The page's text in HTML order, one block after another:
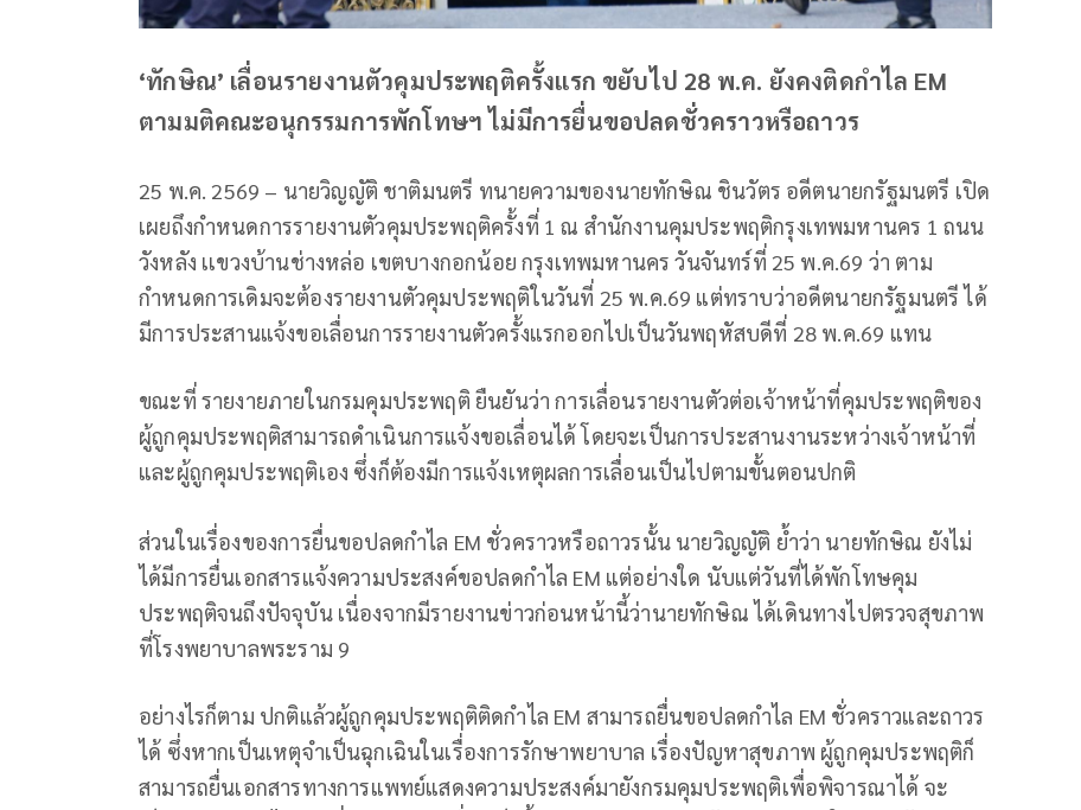
‘ทักษิณ’ เลื่อนรายงานตัวคุมประพฤติครั้งแรก ขยับไป 28 พ.ค. ยังคงติดกำไล EM
ตามมติคณะอนุกรรมการพักโทษฯ ไม่มีการยื่นขอปลดชั่วคราวหรือถาวร
25 พ.ค. 2569 – นายวิญญัติ ชาติมนตรี ทนายความของนายทักษิณ ชินวัตร อดีตนายกรัฐมนตรี เปิด
เผยถึงกำหนดการรายงานตัวคุมประพฤติครั้งที่ 1 ณ สำนักงานคุมประพฤติกรุงเทพมหานคร 1 ถนน
วังหลัง เเขวงบ้านช่างหล่อ เขตบางกอกน้อย กรุงเทพมหานคร วันจันทร์ที่ 25 พ.ค.69 ว่า ตาม
กำหนดการเดิมจะต้องรายงานตัวคุมประพฤติในวันที่ 25 พ.ค.69 แต่ทราบว่าอดีตนายกรัฐมนตรี ได้
มีการประสานแจ้งขอเลื่อนการรายงานตัวครั้งแรกออกไปเป็นวันพฤหัสบดีที่ 28 พ.ค.69 แทน
ขณะที่ รายงายภายในกรมคุมประพฤติ ยืนยันว่า การเลื่อนรายงานตัวต่อเจ้าหน้าที่คุมประพฤติของ
ผู้ถูกคุมประพฤติสามารถดำเนินการแจ้งขอเลื่อนได้ โดยจะเป็นการประสานงานระหว่างเจ้าหน้าที่
และผู้ถูกคุมประพฤติเอง ซึ่งก็ต้องมีการแจ้งเหตุผลการเลื่อนเป็นไปตามขั้นตอนปกติ
ส่วนในเรื่องของการยื่นขอปลดกำไล EM ชั่วคราวหรือถาวรนั้น นายวิญญัติ ย้ำว่า นายทักษิณ ยังไม่
ได้มีการยื่นเอกสารแจ้งความประสงค์ขอปลดกำไล EM แต่อย่างใด นับแต่วันที่ได้พักโทษคุม
ประพฤติจนถึงปัจจุบัน เนื่องจากมีรายงานข่าวก่อนหน้านี้ว่านายทักษิณ ได้เดินทางไปตรวจสุขภาพ
ที่โรงพยาบาลพระราม 9
อย่างไรก็ตาม ปกติแล้วผู้ถูกคุมประพฤติติดกำไล EM สามารถยื่นขอปลดกำไล EM ชั่วคราวและถาวร
ได้ ซึ่งหากเป็นเหตุจำเป็นฉุกเฉินในเรื่องการรักษาพยาบาล เรื่องปัญหาสุขภาพ ผู้ถูกคุมประพฤติก็
สามารถยื่นเอกสารทางการแพทย์แสดงความประสงค์มายังกรมคุมประพฤติเพื่อพิจารณาได้ จะ